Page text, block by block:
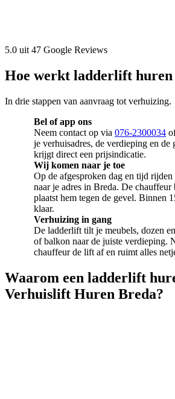
5.0 uit 47 Google Reviews
Hoe werkt ladderlift huren
In drie stappen van aanvraag tot verhuizing.
Bel of app ons
Neem contact op via 076-2300034
je verhuisadres, de verdieping en de
krijgt direct een prijsindicatie.
Wij komen naar je toe
Op de afgesproken dag en tijd
naar je adres in Breda. De
plaatst hem tegen de gevel. Binnen
klaar.
Verhuizing in gang
De ladderlift tilt je meubels, dozen
of balkon naar de juiste verdieping.
chauffeur de lift af en ruimt alles
Waarom een ladderlift
Verhuislift Huren Breda?